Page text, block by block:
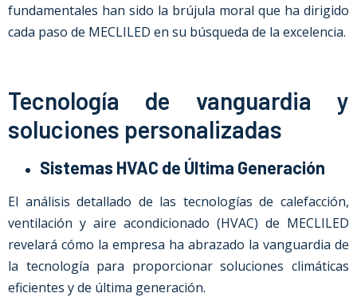
fundamentales han sido la brújula moral que ha dirigido
cada paso de MECLILED en su búsqueda de la excelencia.
Tecnología de vanguardia y
soluciones personalizadas
Sistemas HVAC de Última Generación
El análisis detallado de las tecnologías de calefacción,
ventilación y aire acondicionado (HVAC) de MECLILED
revelará cómo la empresa ha abrazado la vanguardia de
la tecnología para proporcionar soluciones climáticas
eficientes y de última generación.